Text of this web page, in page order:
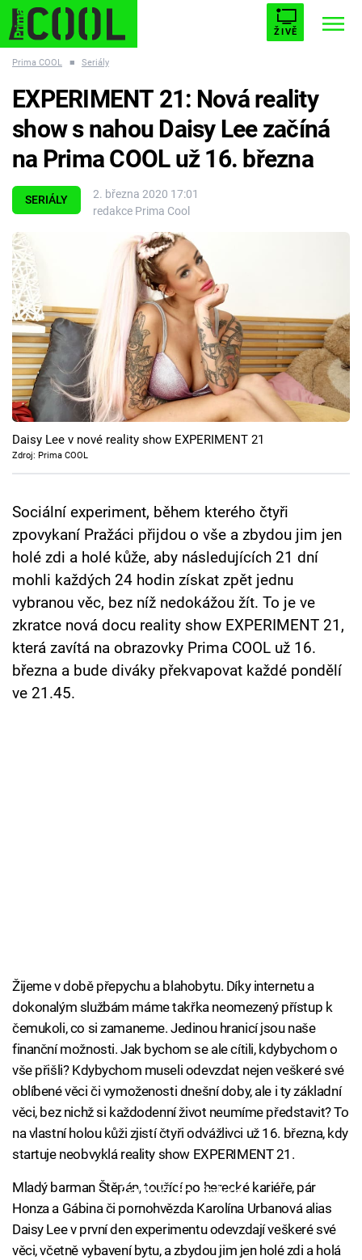
ŽIVĚ
ESCAPE PLNEJ KOTEL AVENGERS 5
Témata
Filmy
Seriály
Hry
Cool Esport
Pořady
TV Program
Přihlášení
Sledujte nás
Prima COOL ■ Seriály
SERIÁLY
2. března 2020 17:01
redakce Prima Cool
EXPERIMENT 21: Nová reality
show s nahou Daisy Lee začíná
na Prima COOL už 16. března
Daisy Lee v nové reality show EXPERIMENT 21
Zdroj: Prima COOL
Sociální experiment, během kterého čtyři
zpovykaní Pražáci přijdou o vše a zbydou jim jen
holé zdi a holé kůže, aby následujících 21 dní
mohli každých 24 hodin získat zpět jednu
vybranou věc, bez níž nedokážou žít. To je ve
zkratce nová docu reality show EXPERIMENT 21,
která zavítá na obrazovky Prima COOL už 16.
března a bude diváky překvapovat každé pondělí
ve 21.45.
Žijeme v době přepychu a blahobytu. Díky internetu a
dokonalým službám máme takřka neomezený přístup k
čemukoli, co si zamaneme. Jedinou hranicí jsou naše
finanční možnosti. Jak bychom se ale cítili, kdybychom o
vše přišli? Kdybychom museli odevzdat nejen veškeré své
oblíbené věci či vymoženosti dnešní doby, ale i ty základní
věci, bez nichž si každodenní život neumíme představit? To
na vlastní holou kůži zjistí čtyři odvážlivci už 16. března, kdy
startuje neobvyklá reality show EXPERIMENT 21.
Failed to fetch
Mladý barman Štěpán, toužící po herecké kariéře, pár
Honza a Gábina či pornohvězda Karolína Urbanová alias
Daisy Lee v první den experimentu odevzdají veškeré své
věci, včetně vybavení bytu, a zbydou jim jen holé zdi a holá